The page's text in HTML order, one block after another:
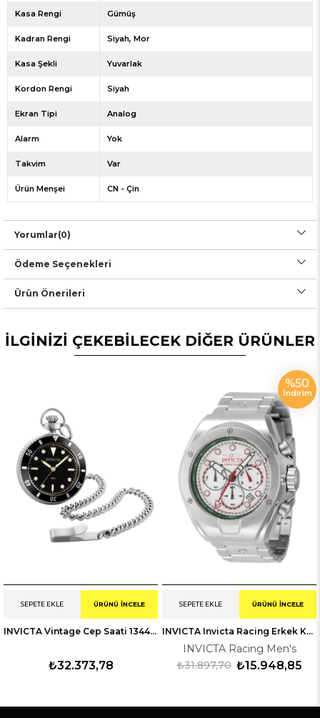
Kasa Rengi Gümüş
Kadran Rengi Siyah Mor
Kasa Şekli Yuvarlak
Kordon Rengi Siyah
Ekran Tipi Analog
Alarm Yok
Takvim Var
Ürün Menşei CN - Çin
Yorumlar(0)
Ödeme Seçenekleri
Ürün Önerileri
İLGİNİZİ ÇEKEBİLECEK DİĞER ÜRÜNLER
INVICTA Vintage Cep Saati 134400
₺32.373,78
SEPETE EKLE ÜRÜNÜ İNCELE
INVICTA Invicta Racing Erkek Kol Saati 247746
INVICTA Racing Men's
₺15.948,85
₺31.897,70
SEPETE EKLE ÜRÜNÜ İNCELE
%50
İndirim